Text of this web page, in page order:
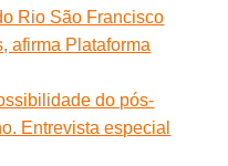
Rio São Francisco
afirma Plataforma
do pós-
Entrevista especial